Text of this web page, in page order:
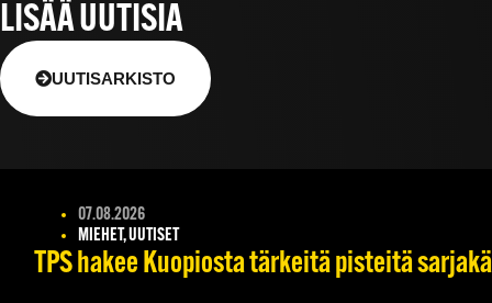
LISÄÄ UUTISIA
UUTISARKISTO
07.08.2026
MIEHET, UUTISET
TPS hakee Kuopiosta tärkeitä pisteitä